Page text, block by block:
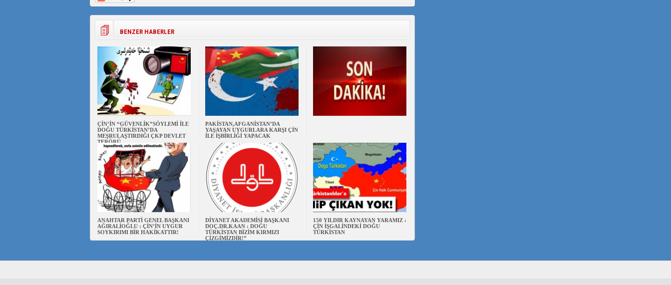
BENZER HABERLER
ÇİN’İN “GÜVENLİK”SÖYLEMİ İLE
DOĞU TÜRKİSTAN’DA
MEŞRULAŞTIRDIĞI ÇKP DEVLET
TERÖRÜ
PAKİSTAN,AFGANİSTAN’DA
YAŞAYAN UYGURLARA KARŞI ÇİN
İLE İŞBİRLİĞİ YAPACAK
ANAHTAR PARTİ GENEL BAŞKANI
AĞIRALİOĞLU : ÇİN’İN UYGUR
SOYKIRIMI BİR HAKİKATTIR!
DİYANET AKADEMİSİ BAŞKANI
DOÇ.DR.KAAN : DOĞU
TÜRKİSTAN BİZİM KIRMIZI
ÇİZGİMİZDİR!”
150 YILDIR KAYNAYAN YARAMIZ :
ÇİN İŞGALİNDEKİ DOĞU
TÜRKİSTAN